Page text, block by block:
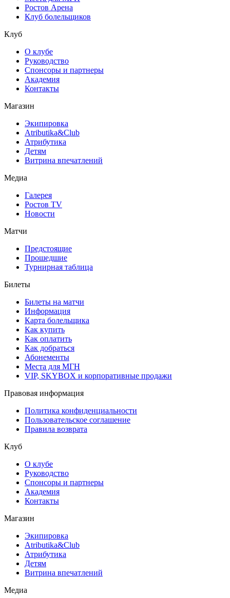
Ростов Арена
Клуб болельщиков
Клуб
О клубе
Руководство
Спонсоры и партнеры
Академия
Контакты
Магазин
Экипировка
Atributika&Club
Атрибутика
Детям
Витрина впечатлений
Медиа
Галерея
Ростов TV
Новости
Матчи
Предстоящие
Прошедшие
Турнирная таблица
Билеты
Билеты на матчи
Информация
Карта болельщика
Как купить
Как оплатить
Как добраться
Абонементы
Места для МГН
VIP, SKYBOX и корпоративные продажи
Правовая информация
Политика конфиденциальности
Пользовательское соглашение
Правила возврата
Клуб
О клубе
Руководство
Спонсоры и партнеры
Академия
Контакты
Магазин
Экипировка
Atributika&Club
Атрибутика
Детям
Витрина впечатлений
Медиа